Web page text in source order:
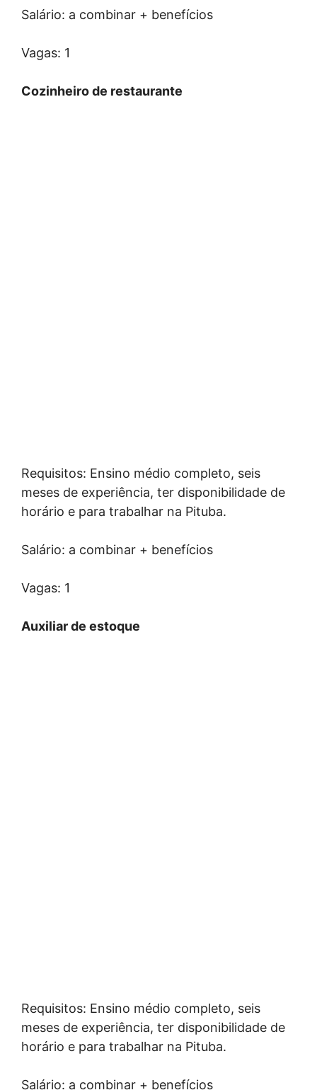
Salário: a combinar + benefícios
Vagas: 1
Cozinheiro de restaurante
Requisitos: Ensino médio completo, seis
meses de experiência, ter disponibilidade de
horário e para trabalhar na Pituba.
Salário: a combinar + benefícios
Vagas: 1
Auxiliar de estoque
Requisitos: Ensino médio completo, seis
meses de experiência, ter disponibilidade de
horário e para trabalhar na Pituba.
Salário: a combinar + benefícios